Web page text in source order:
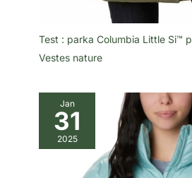
Test : parka Columbia Little Si™
Vestes nature
Jan
31
2025